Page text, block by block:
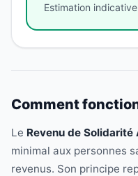
Estimation
Comment
Le Revenu de Solidarité
minimal aux personnes
revenus. Son principe